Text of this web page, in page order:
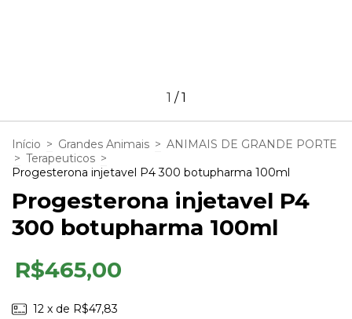
1 /1
Início > Grandes Animais > ANIMAIS DE GRANDE PORTE
> Terapeuticos >
Progesterona injetavel P4 300 botupharma 100ml
Progesterona injetavel P4
300 botupharma 100ml
R$465,00
12 x de R$47,83